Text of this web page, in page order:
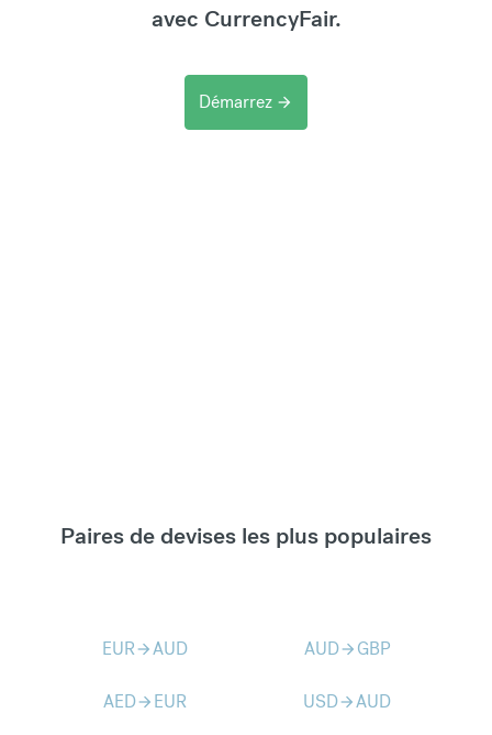
avec CurrencyFair.
Démarrez arrow_forward
Paires de devises les plus populaires
EURarrow_forwardAUD AUDarrow_forward GBP
AEDarrow_forward EUR USDarrow_forwardAUD